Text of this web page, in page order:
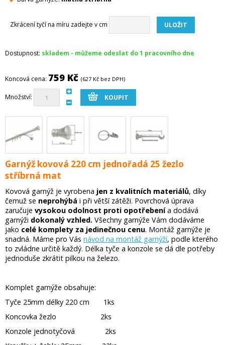
Zkrácení tyčí na míru zadejte v cm
Dostupnost: skladem - můžeme odeslat do 1 pracovního dne
Koncová cena: 759 Kč (627 Kč bez DPH)
Množství:
Garnýž kovová 220 cm jednořadá 25 žezlo
stříbrná mat
Kovová garnýž je vyrobena jen z kvalitních materiálů, díky
čemuž se neprohýbá i při větší zátěži. Povrchová úprava
zaručuje vysokou odolnost proti opotřebenía dodává
garnýži dokonalý vzhled. Všechny garnýže Vám dodáváme
jako celé komplety za jedinečnou cenu. Montáž garnýže je
snadná. Máme pro Vás návod na montáž garnýží, podle kterého
to zvládne určitě každý. Délka tyče a konzole se dá dle potřeby
jednoduše zkrátit pilkou na železo.
Komplet garnýže obsahuje:
Tyče 25mm délky 220 cm 1ks
Koncovka žezlo 2ks
Konzole jednotyčová 2ks